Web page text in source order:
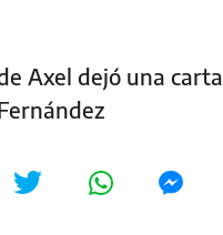
Axel dejó una carta